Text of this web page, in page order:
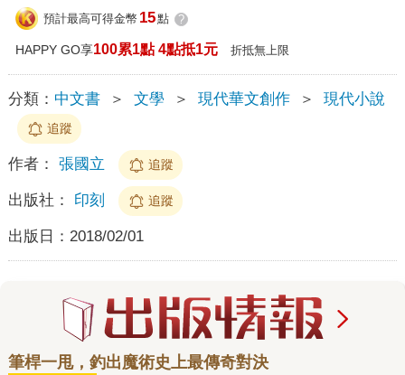
預計最高可得金幣 15點 ?
HAPPY GO享100累1點 4點抵1元 折抵無上限
分類： 中文書 ＞ 文學 ＞ 現代華文創作 ＞ 現代小說
追蹤
作者： 張國立 追蹤
出版社： 印刻 追蹤
出版日： 2018/02/01
筆桿一甩，釣出魔術史上最傳奇對決